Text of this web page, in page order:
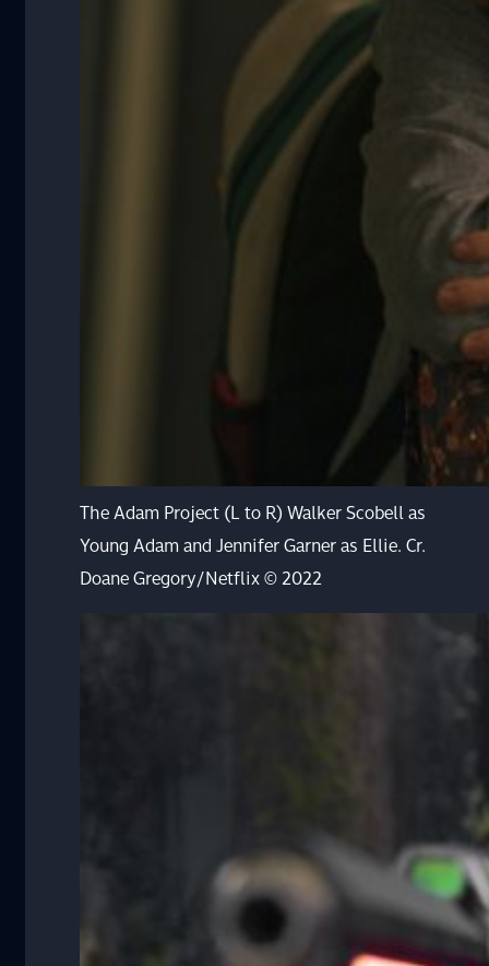
The Adam Project (L to R) Walker Scobell as
Young Adam and Jennifer Garner as Ellie. Cr.
Doane Gregory/Netflix © 2022